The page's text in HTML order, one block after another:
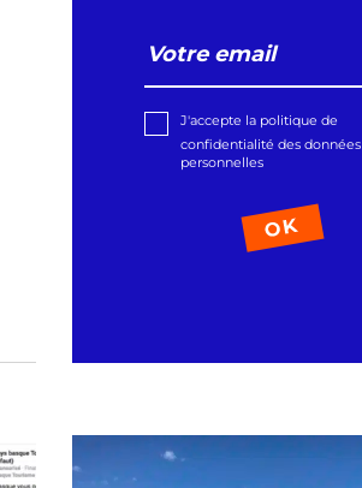
J'accepte la politique de
confidentialité des données
personnelles